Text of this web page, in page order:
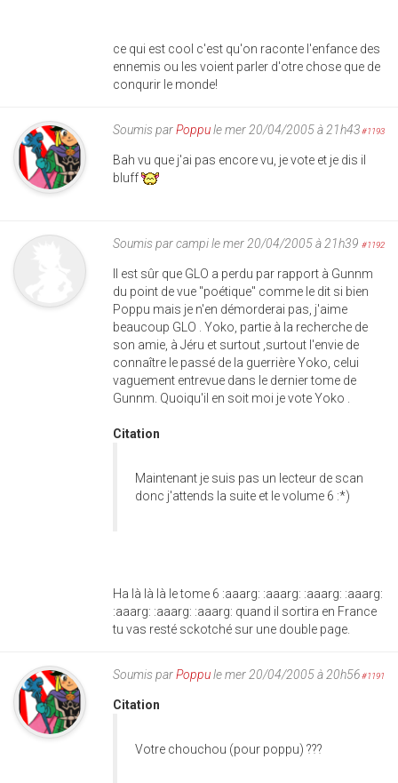
ce qui est cool c'est qu'on raconte l'enfance des
ennemis ou les voient parler d'otre chose que de
conqurir le monde!
Soumis parPoppule mer 20/04/2005 à 21h43#1193
Bah vu que j'ai pas encore vu, je vote et je dis il
bluff
Soumis parcampile mer 20/04/2005 à 21h39 #1192
Il est sûr que GLO a perdu par rapport à Gunnm
du point de vue "poétique" comme le dit si bien
Poppu mais je n'en démorderai pas, j'aime
beaucoup GLO . Yoko, partie à la recherche de
son amie, à Jéru et surtout ,surtout l'envie de
connaître le passé de la guerrière Yoko, celui
vaguement entrevue dans le dernier tome de
Gunnm. Quoiqu'il en soit moi je vote Yoko .
Citation
Maintenant je suis pas un lecteur de scan
donc j'attends la suite et le volume 6 :*)
Ha là là là le tome 6 :aaarg: :aaarg: :aaarg: :aaarg:
:aaarg: :aaarg: :aaarg: quand il sortira en France
tu vas resté sckotché sur une double page.
Soumis parPoppule mer 20/04/2005 à 20h56#1191
Citation
Votre chouchou (pour poppu) ???